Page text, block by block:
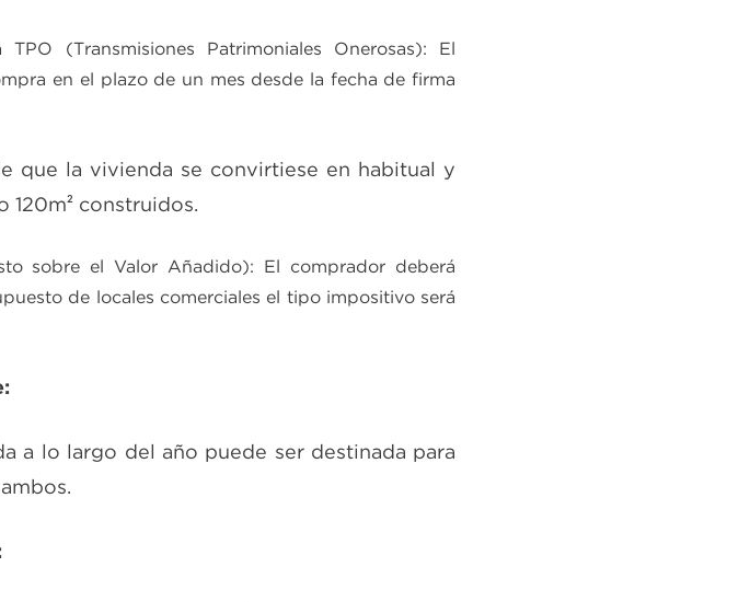
(Transmisiones Patrimoniales Onerosas): El
en el plazo de un mes desde la fecha de firma
que la vivienda se convirtiese en habitual y
120m² construidos.
sobre el Valor Añadido): El comprador deberá
de locales comerciales el tipo impositivo será
:
a lo largo del año puede ser destinada para